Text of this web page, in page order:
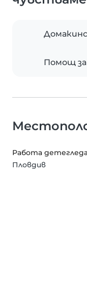
Помощ
Работа
Пловдив